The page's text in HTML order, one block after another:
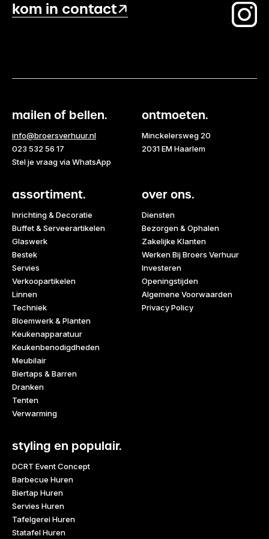
kom in contact
mailen of bellen.
info@broersverhuur.nl
023 532 56 17
Stel je vraag via WhatsApp
ontmoeten.
Minckelersweg 20
2031 EM Haarlem
assortiment.
Inrichting & Decoratie
Buffet & Serveerartikelen
Glaswerk
Bestek
Servies
Verkoopartikelen
Linnen
Techniek
Bloemwerk & Planten
Keukenapparatuur
Keukenbenodigdheden
Meubilair
Biertaps & Barren
Dranken
Tenten
Verwarming
over ons.
Diensten
Bezorgen & Ophalen
Zakelijke Klanten
Werken Bij Broers Verhuur
Investeren
Openingstijden
Algemene Voorwaarden
Privacy Policy
styling en populair.
DCRT Event Concept
Barbecue Huren
Biertap Huren
Servies Huren
Tafelgerei Huren
Statafel Huren